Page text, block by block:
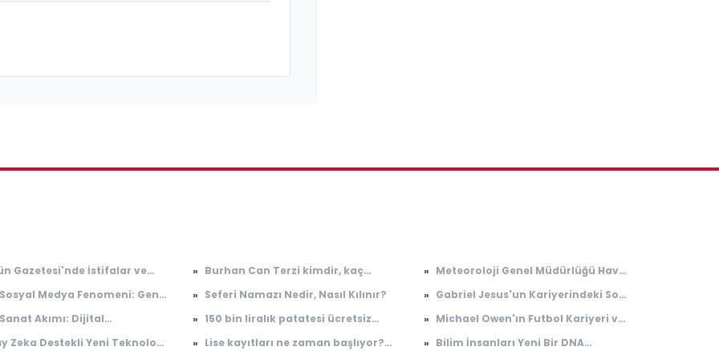
Gazetesi'nde İstifalar ve
» Burhan Can Terzi kimdir, kaç
ne iş yapıyor?
» Meteoroloji Genel Müdürlüğü Hava
Üzerine Çalışmaları
Medya Fenomeni: Genç
» Seferi Namazı Nedir, Nasıl Kılınır? » Gabriel Jesus'un Kariyerindeki Son
Akımı: Dijital
» 150 bin liralık patatesi ücretsiz
patates kalmadı
» Michael Owen'ın Futbol Kariyeri ve
Zeka Destekli Yeni Teknoloji,
» Lise kayıtları ne zaman başlıyor?
» Bilim İnsanları Yeni Bir DNA